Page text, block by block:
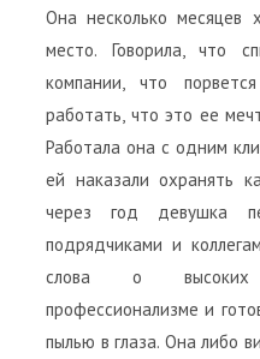
Она несколько месяцев
место. Говорила, что
компании, что
работать, что это ее
Работала она с одним
ей наказали охранять
через год девушка
подрядчиками и
слова о высоких
профессионализме и
пылью в глаза. Она либо